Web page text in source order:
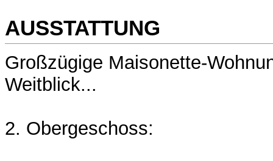
AUSSTATTUNG
Großzügige Maisonette-
Weitblick...
2. Obergeschoss: